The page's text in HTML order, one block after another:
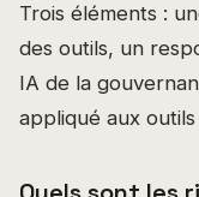
Trois éléments :
des outils, un
IA de la
appliqué aux